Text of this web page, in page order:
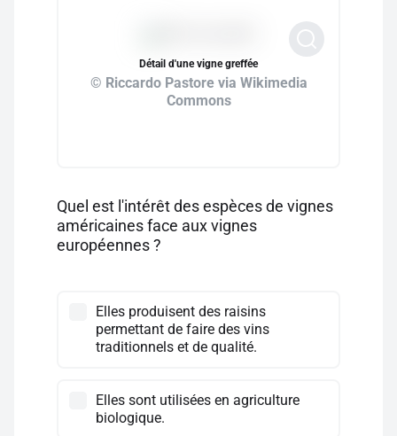
Détail d'une vigne greffée
© Riccardo Pastore via Wikimedia
Commons
Quel est l'intérêt des espèces de vignes
américaines face aux vignes
européennes ?
Elles produisent des raisins
permettant de faire des vins
traditionnels et de qualité.
Elles sont utilisées en agriculture
biologique.